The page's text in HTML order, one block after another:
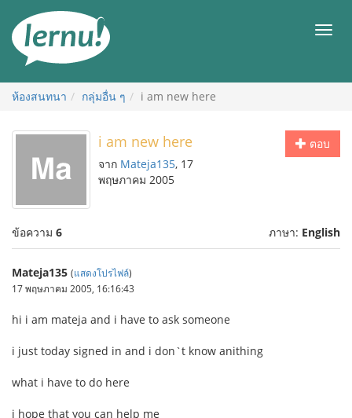
สารบัญ
เมนู
ห้องสนทนา กลุ่มอื่น ๆ i am new here
ตอบ
i am new here
จาก Mateja135, 17
พฤษภาคม 2005
ข้อความ 6 ภาษา: English
Mateja135 (แสดงโปรไฟล์)
17 พฤษภาคม 2005, 16:16:43
hi i am mateja and i have to ask someone
i just today signed in and i don`t know anithing
what i have to do here
i hope that you can help me